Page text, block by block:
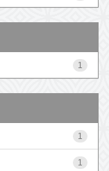
1
1
1